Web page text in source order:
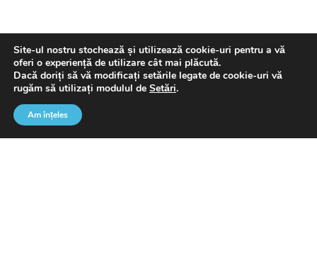
IDEI DE AMENAJARE
Baie
Bucătărie
Living
PRODUSE
Baie
Site-ul nostru stochează și utilizează cookie-uri pentru a vă
oferi o experiență de utilizare cât mai plăcută.
Dacă doriți să vă modificați setările legate de cookie-uri vă
rugăm să utilizați modulul de Setări.
Am înțeles